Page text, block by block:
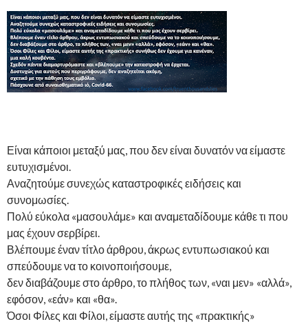
Είναι κάποιοι μεταξύ μας, που δεν είναι δυνατόν να είμαστε
ευτυχισμένοι.
Αναζητούμε συνεχώς καταστροφικές ειδήσεις και
συνομωσίες.
Πολύ εύκολα «μασουλάμε» και αναμεταδίδουμε κάθε τι που
μας έχουν σερβίρει.
Βλέπουμε έναν τίτλο άρθρου, άκρως εντυπωσιακού και
σπεύδουμε να το κοινοποιήσουμε,
δεν διαβάζουμε στο άρθρο, το πλήθος των, «ναι μεν» «αλλά»,
εφόσον, «εάν» και «θα».
Όσοι Φίλες και Φίλοι, είμαστε αυτής της «πρακτικής»